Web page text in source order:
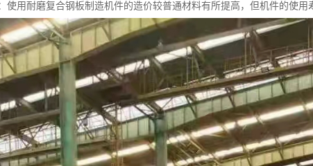
使用耐磨复合钢板制造机件的造价较普通材料有所提高，但机件的使用